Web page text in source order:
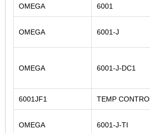
OMEGA 6001
OMEGA 6001-J
OMEGA 6001-J-DC1
6001JF1 TEMP
OMEGA 6001-J-TI